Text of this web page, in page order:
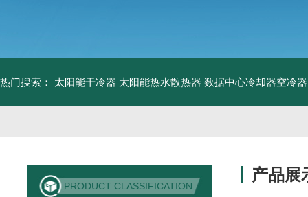
热门搜索： 太阳能干冷器 太阳能热水散热器 数据中心冷却器空冷器
PRODUCT CLASSIFICATION
产品展